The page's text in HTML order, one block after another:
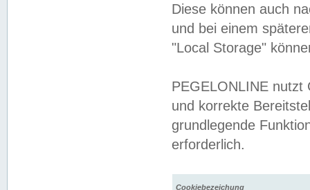
Diese können auch
und bei einem
"Local Storage"
PEGELONLINE nutzt
und korrekte
grundlegende
erforderlich.
Cookiebezeichung